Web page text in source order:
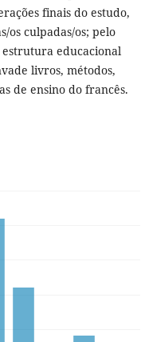
finais do estudo,
os culpadas/os; pelo
educacional
livros, métodos,
de ensino do francês.